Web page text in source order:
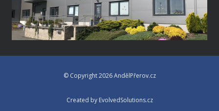
© Copyright 2026 AndělPřerov.cz
Created by EvolvedSolutions.cz